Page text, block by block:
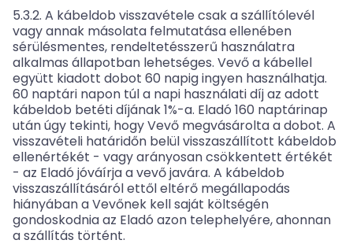
5.3.2. A kábeldob visszavétele csak a szállítólevél
vagy annak másolata felmutatása ellenében
sérülésmentes, rendeltetésszerű használatra
alkalmas állapotban lehetséges. Vevő a kábellel
együtt kiadott dobot 60 napig ingyen használhatja.
60 naptári napon túl a napi használati díj az adott
kábeldob betéti díjának 1%-a. Eladó 160 naptárinap
után úgy tekinti, hogy Vevő megvásárolta a dobot. A
visszavételi határidőn belül visszaszállított kábeldob
ellenértékét - vagy arányosan csökkentett értékét
- az Eladó jóváírja a vevő javára. A kábeldob
visszaszállításáról ettől eltérő megállapodás
hiányában a Vevőnek kell saját költségén
gondoskodnia az Eladó azon telephelyére, ahonnan
a szállítás történt.